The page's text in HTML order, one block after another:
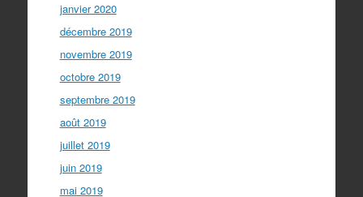
janvier 2020
décembre 2019
novembre 2019
octobre 2019
septembre 2019
août 2019
juillet 2019
juin 2019
mai 2019